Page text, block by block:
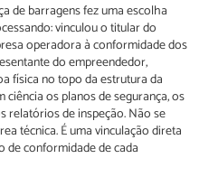
de barragens fez uma escolha
vinculou o titular do
operadora à conformidade dos
do empreendedor,
física no topo da estrutura da
ciência os planos de segurança, os
relatórios de inspeção. Não se
técnica. É uma vinculação direta
de conformidade de cada